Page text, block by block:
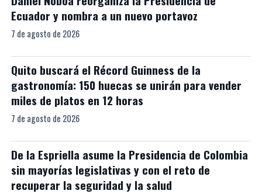
Ecuador y nombra a un nuevo portavoz
7 de agosto de 2026
Quito buscará el Récord Guinness de la
gastronomía: 150 huecas se unirán para vender
miles de platos en 12 horas
7 de agosto de 2026
De la Espriella asume la Presidencia de Colombia
sin mayorías legislativas y con el reto de
recuperar la seguridad y la salud